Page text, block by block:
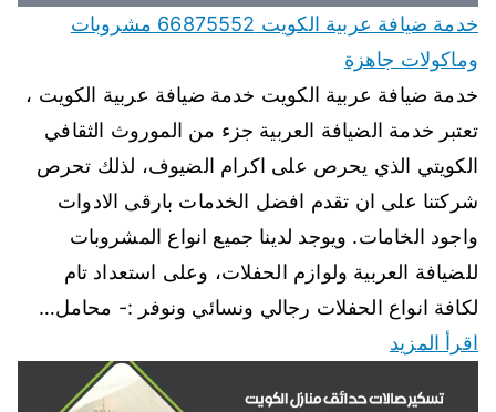
خدمة ضيافة عربية الكويت 66875552 مشروبات
وماكولات جاهزة
خدمة ضيافة عربية الكويت خدمة ضيافة عربية الكويت ،
تعتبر خدمة الضيافة العربية جزء من الموروث الثقافي
الكويتي الذي يحرص على اكرام الضيوف، لذلك تحرص
شركتنا على ان تقدم افضل الخدمات بارقى الادوات
واجود الخامات. ويوجد لدينا جميع انواع المشروبات
للضيافة العربية ولوازم الحفلات، وعلى استعداد تام
لكافة انواع الحفلات رجالي ونسائي ونوفر :- محامل…
اقرأ المزيد